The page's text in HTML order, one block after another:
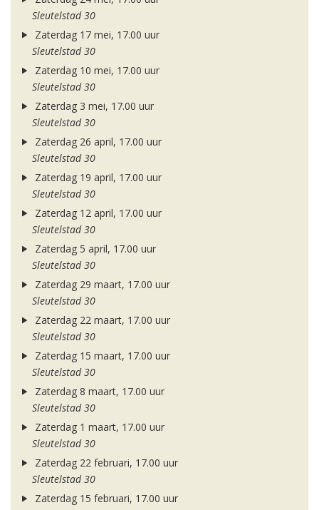
Sleutelstad 30
Zaterdag 17 mei, 17.00 uur
Sleutelstad 30
Zaterdag 10 mei, 17.00 uur
Sleutelstad 30
Zaterdag 3 mei, 17.00 uur
Sleutelstad 30
Zaterdag 26 april, 17.00 uur
Sleutelstad 30
Zaterdag 19 april, 17.00 uur
Sleutelstad 30
Zaterdag 12 april, 17.00 uur
Sleutelstad 30
Zaterdag 5 april, 17.00 uur
Sleutelstad 30
Zaterdag 29 maart, 17.00 uur
Sleutelstad 30
Zaterdag 22 maart, 17.00 uur
Sleutelstad 30
Zaterdag 15 maart, 17.00 uur
Sleutelstad 30
Zaterdag 8 maart, 17.00 uur
Sleutelstad 30
Zaterdag 1 maart, 17.00 uur
Sleutelstad 30
Zaterdag 22 februari, 17.00 uur
Sleutelstad 30
Zaterdag 15 februari, 17.00 uur